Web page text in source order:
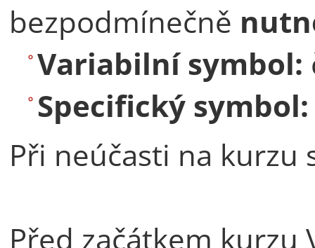
bezpodmínečně
Variabilní symbol:
Specifický
Při neúčasti na kurzu
Před začátkem